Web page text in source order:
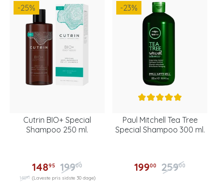
-25%
Cutrin BIO+ Special
Shampoo 250 ml.
14895 19900
14895 (Laveste pris sidste 30 dage)
-23%
Paul Mitchell Tea Tree
Special Shampoo 300 ml.
19900 25900